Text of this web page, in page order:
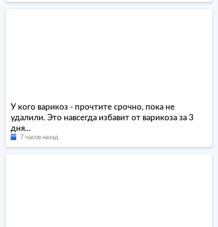
У кого варикоз - прочтите срочно, пока не
удалили. Это навсегда избавит от варикоза за 3
дня...
7 часов назад